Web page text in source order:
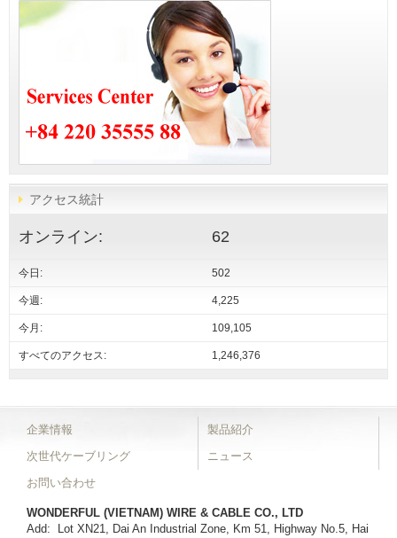
アクセス統計
オンライン: 62
今日: 502
今週: 4,225
今月: 109,105
すべてのアクセス: 1,246,376
企業情報
製品紹介
次世代ケーブリング
ニュース
お問い合わせ
WONDERFUL (VIETNAM) WIRE & CABLE CO., LTD
Add: Lot XN21, Dai An Industrial Zone, Km 51, Highway No.5, Hai